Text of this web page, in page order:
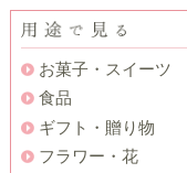
お菓子・スイーツ
食品
ギフト・贈り物
フラワー・花